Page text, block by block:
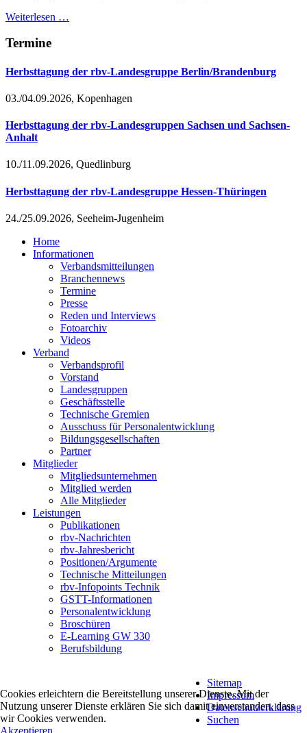
Weiterlesen …
Termine
Herbsttagung der rbv-Landesgruppe Berlin/Brandenburg
03./04.09.2026, Kopenhagen
Herbsttagung der rbv-Landesgruppen Sachsen und Sachsen-
Anhalt
10./11.09.2026, Quedlinburg
Herbsttagung der rbv-Landesgruppe Hessen-Thüringen
24./25.09.2026, Seeheim-Jugenheim
Home
Informationen
Verbandsmitteilungen
Branchennews
Termine
Presse
Reden und Interviews
Fotoarchiv
Videos
Verband
Verbandsprofil
Vorstand
Landesgruppen
Geschäftsstelle
Technische Gremien
Ausschuss für Personalentwicklung
Bildungsgesellschaften
Partner
Mitglieder
Mitgliedsunternehmen
Mitglied werden
Alle Mitglieder
Leistungen
Publikationen
rbv-Nachrichten
rbv-Jahresbericht
Positionen/Argumente
Technische Mitteilungen
rbv-Infopoints Technik
GSTT-Informationen
Personalentwicklung
Broschüren
E-Learning GW 330
Berufsbildung
Sitemap
Impressum
Datenschutzerklärung
Suchen
Cookies erleichtern die Bereitstellung unserer Dienste. Mit der
Nutzung unserer Dienste erklären Sie sich damit einverstanden, dass
wir Cookies verwenden.
Akzeptieren